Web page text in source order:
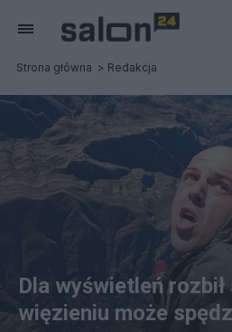
Strona główna Redakcja
Dla wyświetleń
więzieniu może